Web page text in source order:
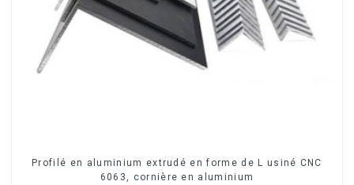
Profilé en aluminium extrudé en forme de L usiné CNC
6063, cornière en aluminium